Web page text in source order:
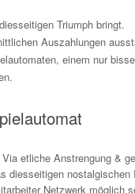
Triumph bringt.
Auszahlungen
einem nur
etliche Anstrengung &
Netzwerk möglich